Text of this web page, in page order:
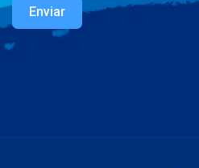
Enviar